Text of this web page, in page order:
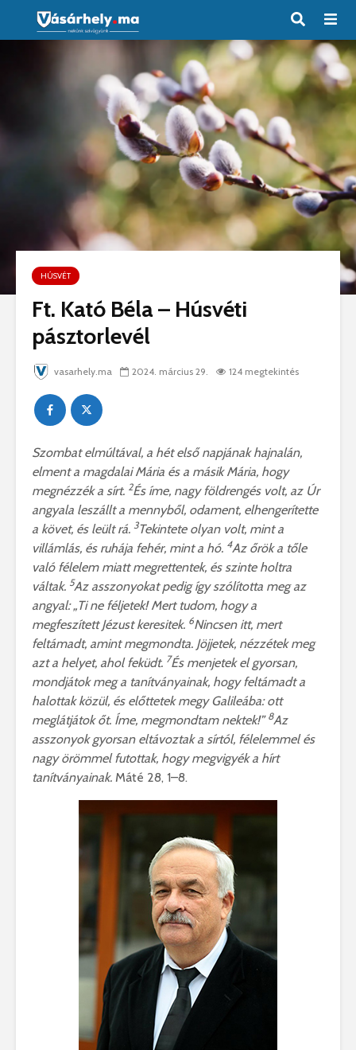
HÚSVÉT
Ft. Kató Béla – Húsvéti
pásztorlevél
vasarhely.ma 2024. március 29. 124 megtekintés
Szombat elmúltával, a hét első napjának hajnalán,
elment a magdalai Mária és a másik Mária, hogy
megnézzék a sírt. 2És íme, nagy földrengés volt, az Úr
angyala leszállt a mennyből, odament, elhengerítette
a követ, és leült rá. 3Tekintete olyan volt, mint a
villámlás, és ruhája fehér, mint a hó. 4Az őrök a tőle
való félelem miatt megrettentek, és szinte holtra
váltak. 5Az asszonyokat pedig így szólította meg az
angyal: „Ti ne féljetek! Mert tudom, hogy a
megfeszített Jézust keresitek. 6Nincsen itt, mert
feltámadt, amint megmondta. Jöjjetek, nézzétek meg
azt a helyet, ahol feküdt. 7És menjetek el gyorsan,
mondjátok meg a tanítványainak, hogy feltámadt a
halottak közül, és előttetek megy Galileába: ott
meglátjátok őt. Íme, megmondtam nektek!” 8Az
asszonyok gyorsan eltávoztak a sírtól, félelemmel és
nagy örömmel futottak, hogy megvigyék a hírt
tanítványainak. Máté 28, 1–8.